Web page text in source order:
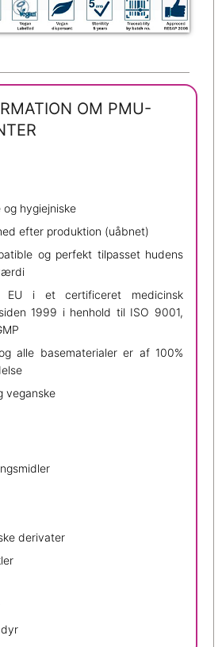
OM PMU-
hygiejniske
efter produktion (uåbnet)
og perfekt tilpasset hudens
EU i et certificeret medicinsk
1999 i henhold til ISO 9001,
alle basematerialer er af 100%
veganske
derivater